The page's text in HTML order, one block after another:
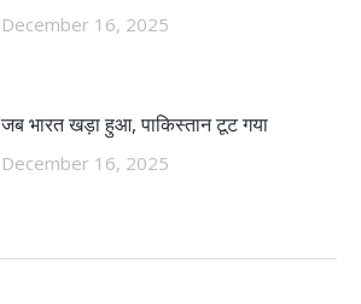
December 16, 2025
जब भारत खड़ा हुआ, पाकिस्तान टूट गया
December 16, 2025